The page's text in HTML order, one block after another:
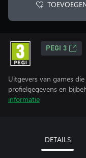
PEGI 3
Uitgevers van games
profielgegevens en
informatie
DETAILS